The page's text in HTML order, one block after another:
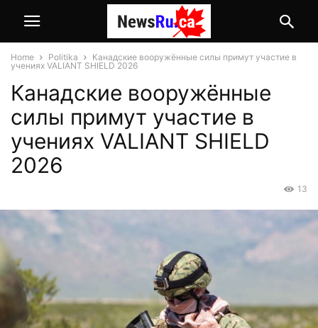
Home Politika
Канадские вооружённые силы примут участие в
учениях VALIANT SHIELD 2026
Канадские вооружённые
силы примут участие в
учениях VALIANT SHIELD
2026
13